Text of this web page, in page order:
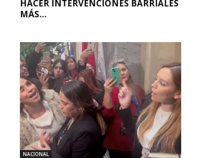
HACER INTERVENCIONES BARRIALES
MÁS...
NACIONAL